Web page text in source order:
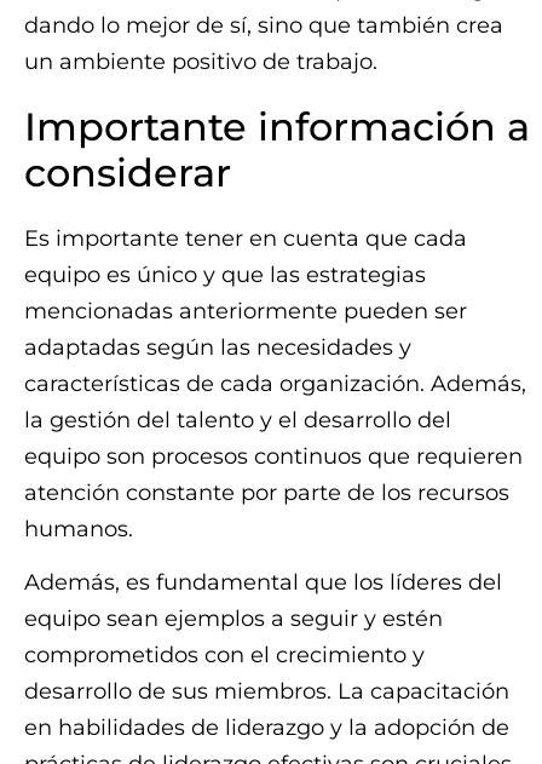
dando lo mejor de sí, sino que también crea
un ambiente positivo de trabajo.
Importante información a
considerar
Es importante tener en cuenta que cada
equipo es único y que las estrategias
mencionadas anteriormente pueden ser
adaptadas según las necesidades y
características de cada organización. Además,
la gestión del talento y el desarrollo del
equipo son procesos continuos que requieren
atención constante por parte de los recursos
humanos.
Además, es fundamental que los líderes del
equipo sean ejemplos a seguir y estén
comprometidos con el crecimiento y
desarrollo de sus miembros. La capacitación
en habilidades de liderazgo y la adopción de